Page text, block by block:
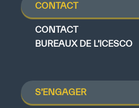
CONTACT
CONTACT
BUREAUX DE L’ICESCO
S’ENGAGER